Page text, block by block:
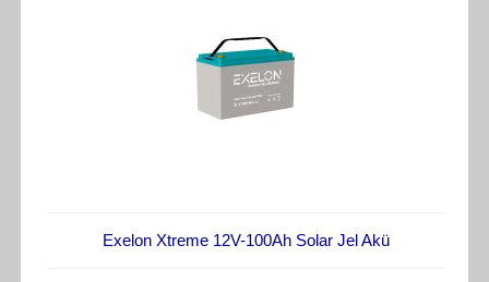
Exelon Xtreme 12V-100Ah Solar Jel Akü